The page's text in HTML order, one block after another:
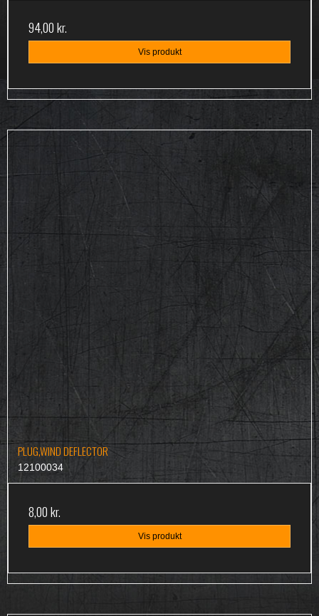
94,00 kr.
Vis produkt
PLUG,WIND DEFLECTOR
12100034
8,00 kr.
Vis produkt